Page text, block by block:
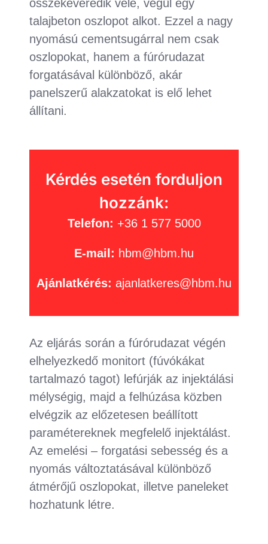
összekeveredik vele, végül egy
talajbeton oszlopot alkot. Ezzel a nagy
nyomású cementsugárral nem csak
oszlopokat, hanem a fúrórudazat
forgatásával különböző, akár
panelszerű alakzatokat is elő lehet
állítani.
Kérdés esetén forduljon
hozzánk:
Telefon: +36 1 577 5000
E-mail: hbm@hbm.hu
Ajánlatkérés: ajanlatkeres@hbm.hu
Az eljárás során a fúrórudazat végén
elhelyezkedő monitort (fúvókákat
tartalmazó tagot) lefúrják az injektálási
mélységig, majd a felhúzása közben
elvégzik az előzetesen beállított
paramétereknek megfelelő injektálást.
Az emelési – forgatási sebesség és a
nyomás változtatásával különböző
átmérőjű oszlopokat, illetve paneleket
hozhatunk létre.